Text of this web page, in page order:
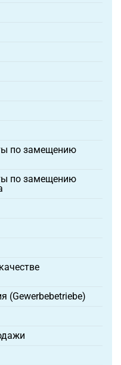
по замещению
по замещению
(Gewerbebetriebe)